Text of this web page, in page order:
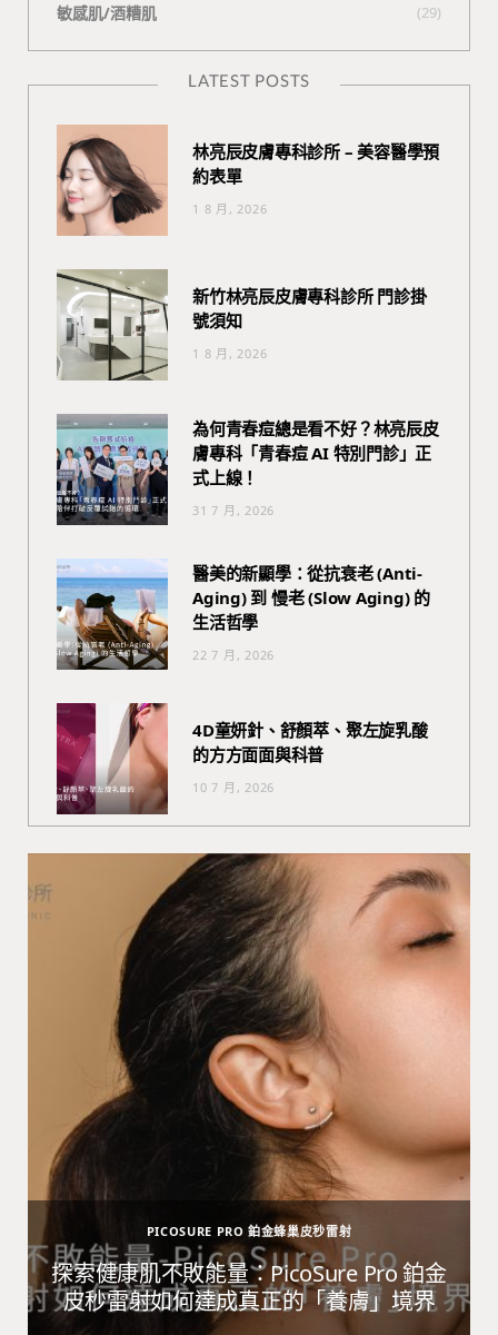
敏感肌/酒糟肌 (29)
LATEST POSTS
林亮辰皮膚專科診所 – 美容醫學預
約表單
1 8 月, 2026
新竹林亮辰皮膚專科診所 門診掛
號須知
1 8 月, 2026
為何青春痘總是看不好？林亮辰皮
膚專科「青春痘 AI 特別門診」正
式上線！
31 7 月, 2026
醫美的新顯學：從抗衰老 (Anti-
Aging) 到 慢老 (Slow Aging) 的
生活哲學
22 7 月, 2026
4D童妍針、舒顏萃、聚左旋乳酸
的方方面面與科普
10 7 月, 2026
PICOSURE PRO 鉑金蜂巢皮秒雷射
探索健康肌不敗能量：PicoSure Pro 鉑金
皮秒雷射如何達成真正的「養膚」境界